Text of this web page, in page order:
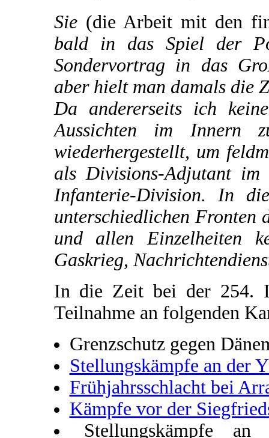
Sie (die Arbeit mit den
bald in das Spiel der
Sondervortrag in das
aber hielt man damals die
Da andererseits ich
Aussichten im Innern
wiederhergestellt, um
als Divisions-Adjutant im
Infanterie-Division. In
unterschiedlichen Fronten
und allen Einzelheiten
Gaskrieg,
In die Zeit bei der 254.
Teilnahme an folgenden
Grenzschutz gegen
Stellungskämpfe an der
Frühjahrsschlacht bei
Kämpfe vor der
Stellungskämpfe